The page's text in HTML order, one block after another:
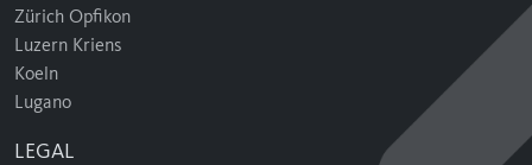
Zürich Opfikon
Luzern Kriens
Koeln
Lugano
LEGAL